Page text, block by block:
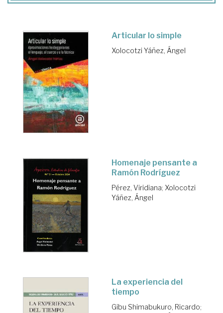
Articular lo simple
Xolocotzi Yáñez, Ángel
Homenaje pensante a
Ramón Rodríguez
Pérez, Viridiana; Xolocotzi
Yáñez, Ángel
La experiencia del
tiempo
Gibu Shimabukuro, Ricardo;